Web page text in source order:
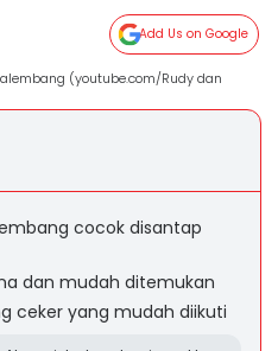
Add Us on Google
(youtube.com/Rudy dan
cocok disantap
dan mudah ditemukan
ceker yang mudah diikuti